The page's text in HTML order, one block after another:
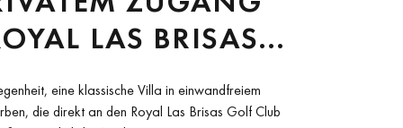
LAS BRISAS
IN NUEVA
MARBELLA
eine klassische Villa in einwandfreiem
die direkt an den Royal Las Brisas Golf Club